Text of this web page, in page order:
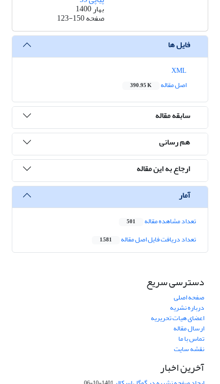
بهار 1400
صفحه123-150
فایل ها
اصل مقاله
390.95 K
سابقه مقاله
هم رسانی
ارجاع به این مقاله
آمار
تعداد مشاهده مقاله 501
تعداد دریافت فایل اصل مقاله 1,581
دسترسی سریع
صفحه اصلی
درباره نشریه
اعضای هیات تحریریه
ارسال مقاله
تماس با ما
نقشه سایت
آخرین اخبار